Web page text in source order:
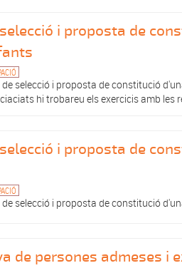
i proposta de
selecció i proposta de constitució
hi trobareu els exercicis amb les
i proposta de
selecció i proposta de constitució
de persones admeses i